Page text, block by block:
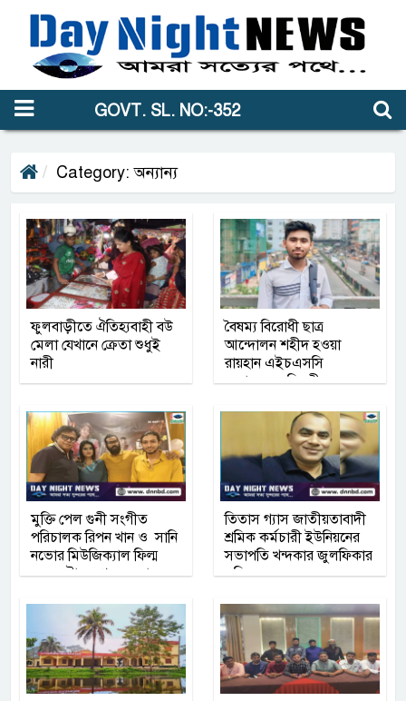
GOVT. SL. NO:-352
Category: অন্যান্য
ফুলবাড়ীতে ঐতিহ্যবাহী বউ
মেলা যেখানে ক্রেতা শুধুই
নারী
বৈষম্য বিরোধী ছাত্র
আন্দোলন শহীদ হওয়া
রায়হান এইচএসসি
ফলাফলেও বিজয়ী
মুক্তি পেল গুনী সংগীত
পরিচালক রিপন খান ও সানি
নভোর মিউজিক‍্যাল ফিল্ম
দেহের টানে প্রেম হয় না।
তিতাস গ্যাস জাতীয়তাবাদী
শ্রমিক কর্মচারী ইউনিয়নের
সভাপতি খন্দকার জুলফিকার
মতিন